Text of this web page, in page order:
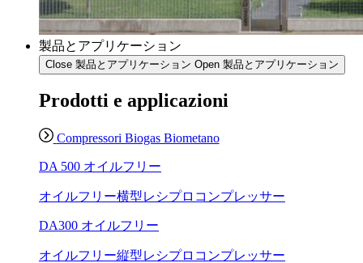
製品とアプリケーション
Close 製品とアプリケーション Open 製品とアプリケーション
Prodotti e applicazioni
Compressori Biogas Biometano
DA 500 オイルフリー
オイルフリー横型レシプロコンプレッサー
DA300 オイルフリー
オイルフリー縦型レシプロコンプレッサー